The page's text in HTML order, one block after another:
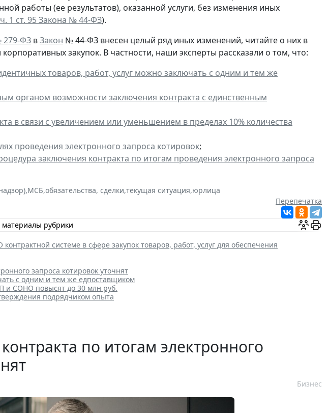
работы (ее результатов), оказанной услуги, без изменения иных
1 ст. 95 Закона № 44-ФЗ).
279-ФЗ вЗакон № 44-ФЗ внесен целый ряд иных изменений, читайте о них в
закупок. В частности, наши эксперты рассказали о том, что:
товаров, работ, услуг можно заключать с одним и тем же
органом возможности заключения контракта с единственным
в связи с увеличением или уменьшением в пределах 10% количества
проведения электронного запроса котировок;
заключения контракта по итогам проведения электронного запроса
,МСБ,обязательства, сделки,текущая ситуация,юрлица
Перепечатка
материалы рубрики
контрактной системе в сфере закупок товаров, работ, услуг для обеспечения
запроса котировок уточнят
с одним и тем же едпоставщиком
и СОНО повысят до 30 млн руб.
подрядчиком опыта
по итогам электронного
Бизнес